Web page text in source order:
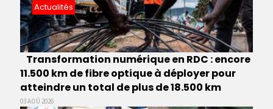
Actualités
Transformation numérique en RDC : encore
11.500 km de fibre optique à déployer pour
atteindre un total de plus de 18.500 km
03 AOÛ 2026